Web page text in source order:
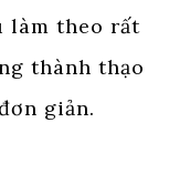
làm theo rất
thành thạo
giản.